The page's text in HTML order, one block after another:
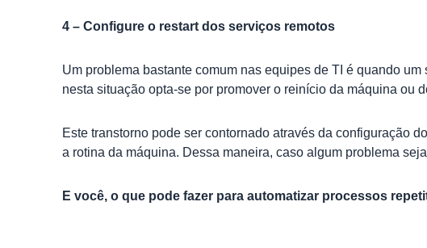
4 – Configure o restart dos serviços remotos
Um problema bastante comum nas equipes de TI é quando
nesta situação opta-se por promover o reinício da máquina ou
Este transtorno pode ser contornado através da configuração
a rotina da máquina. Dessa maneira, caso algum problema
E você, o que pode fazer para automatizar processos